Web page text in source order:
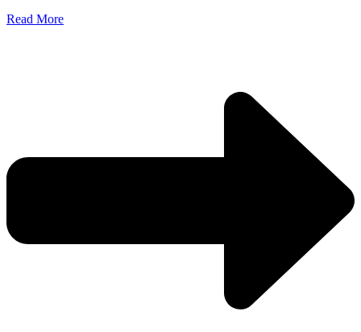
Read More